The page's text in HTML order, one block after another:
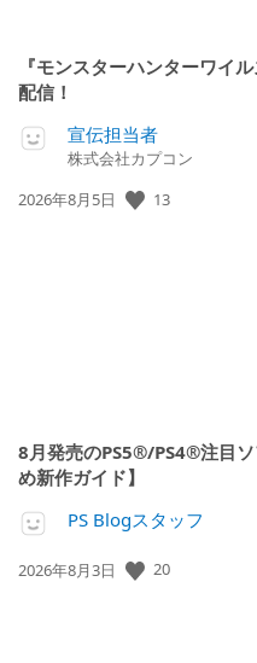
『モンスターハンターワイ
配信！
宣伝担当者
株式会社カプコン
公
2026年8月5日 13
8月発売のPS5®/PS4®注目
め新作ガイド】
PS Blogスタッフ
公
2026年8月3日 20